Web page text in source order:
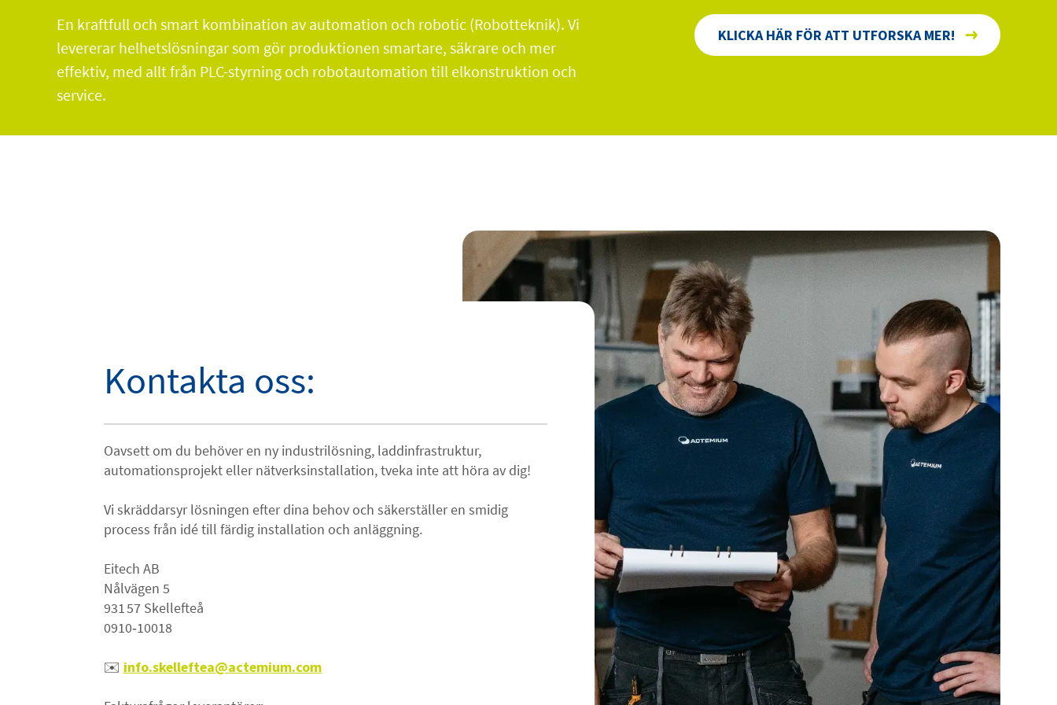
En kraftfull och smart kombination av automation och robotic (Robotteknik). Vi
levererar helhetslösningar som gör produktionen smartare, säkrare och mer
effektiv, med allt från PLC-styrning och robotautomation till elkonstruktion och
service.
KLICKA HÄR FÖR ATT UTFORSKA MER!
Kontakta oss:
Oavsett om du behöver en ny industrilösning, laddinfrastruktur,
automationsprojekt eller nätverksinstallation, tveka inte att höra av dig!
Vi skräddarsyr lösningen efter dina behov och säkerställer en smidig
process från idé till färdig installation och anläggning.
Eitech AB
Nålvägen 5
931 57 Skellefteå
0910‑10018
✉️ info.skelleftea@actemium.com